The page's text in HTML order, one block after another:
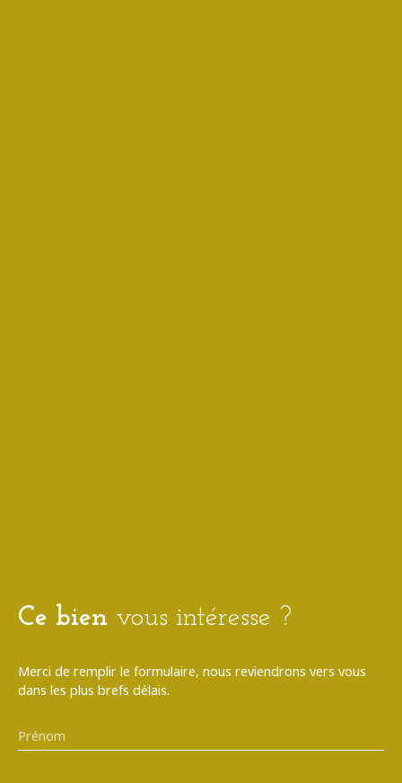
Ce bien vous intéresse ?
Merci de remplir le formulaire, nous reviendrons vers vous
dans les plus brefs délais.
Prénom